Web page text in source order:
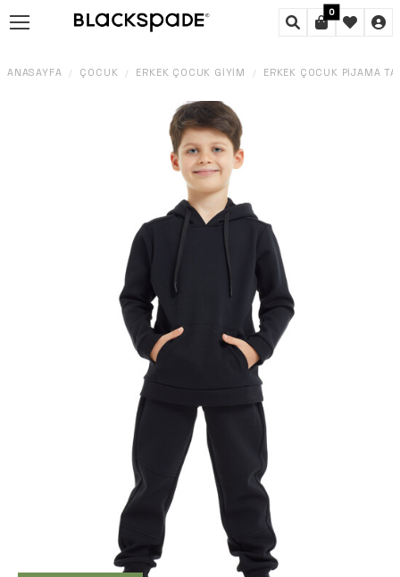
0
ANASAYFA / ÇOCUK / ERKEK ÇOCUK GIYIM / ERKEK ÇOCUK PIJAMA